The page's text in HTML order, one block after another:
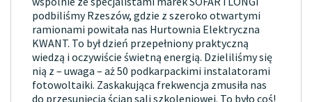
podbiliśmy Rzeszów, gdzie z szeroko otwartymi
ramionami powitała nas Hurtownia Elektryczna
KWANT. To był dzień przepełniony praktyczną
wiedzą i oczywiście świetną energią. Dzieliliśmy się
nią z – uwaga – aż 50 podkarpackimi instalatorami
fotowoltaiki. Zaskakująca frekwencja zmusiła nas
do przesunięcia ścian sali szkoleniowej. To było coś!